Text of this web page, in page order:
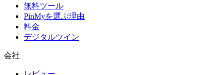
無料ツール
PinMyを選ぶ理由
料金
デジタルツイン
会社